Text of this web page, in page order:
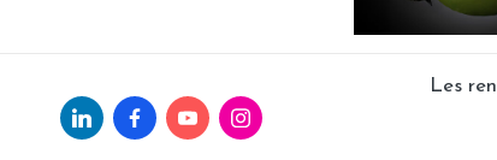
Linkedin.comfacebook.com
Youtube.comInstagram.com
Les